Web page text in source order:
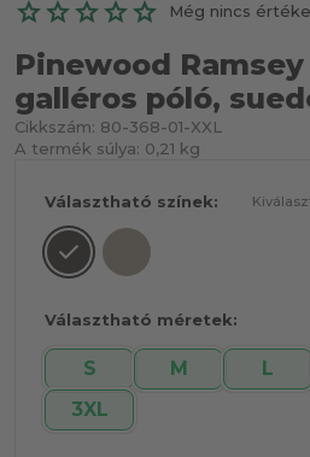
Még nincs
Pinewood
galléros póló,
Cikkszám: 80-368-01-XXL
A termék súlya: 0,21 kg
Választható színek:
Választható méretek:
S M L
3XL